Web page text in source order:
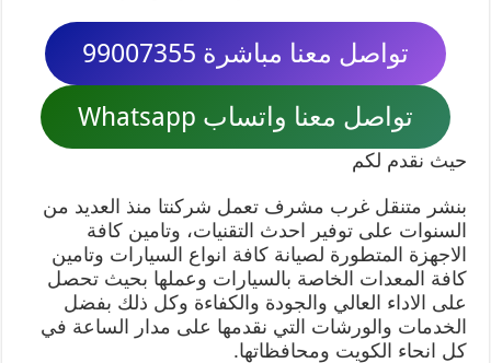
تواصل معنا مباشرة 99007355
تواصل معنا واتساب Whatsapp
حيث نقدم لكم
بنشر متنقل غرب مشرف تعمل شركنتا منذ العديد من
السنوات على توفير احدث التقنيات، وتامين كافة
الاجهزة المتطورة لصيانة كافة انواع السيارات وتامين
كافة المعدات الخاصة بالسيارات وعملها بحيث تحصل
على الاداء العالي والجودة والكفاءة وكل ذلك بفضل
الخدمات والورشات التي نقدمها على مدار الساعة في
كل انحاء الكويت ومحافظاتها.